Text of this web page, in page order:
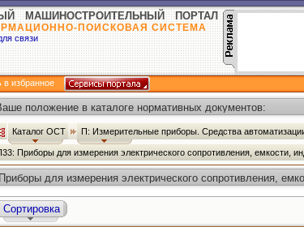
МАШИНОСТРОИТЕЛЬНЫЙ ПОРТАЛ
ПОИСКОВАЯ СИСТЕМА
связи
в избранное
положение в каталоге нормативных документов:
Каталог ОСТ П: Измерительные приборы. Средства
Приборы для измерения электрического сопротивления, емкости,
Приборы для измерения электрического сопротивления,
Сортировка